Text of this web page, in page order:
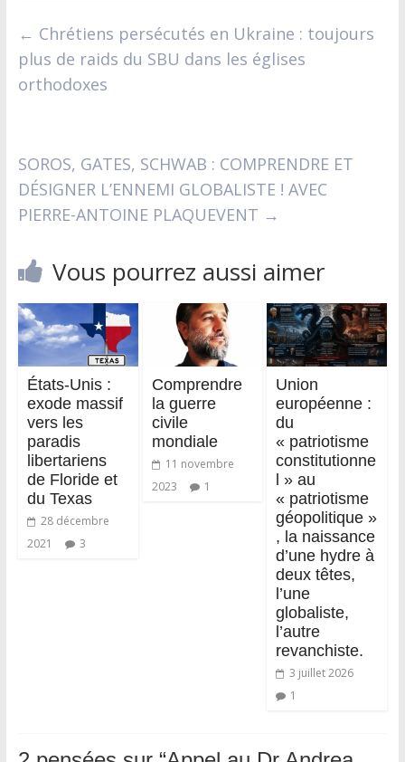
← Chrétiens persécutés en Ukraine : toujours
plus de raids du SBU dans les églises
orthodoxes
SOROS, GATES, SCHWAB : COMPRENDRE ET
DÉSIGNER L’ENNEMI GLOBALISTE ! AVEC
PIERRE-ANTOINE PLAQUEVENT →
Vous pourrez aussi aimer
États-Unis :
exode massif
vers les
paradis
libertariens
de Floride et
du Texas
28 décembre
2021
3
Comprendre
la guerre
civile
mondiale
11 novembre
2023
1
Union
européenne :
du
« patriotisme
constitutionne
l » au
« patriotisme
géopolitique »
, la naissance
d’une hydre à
deux têtes,
l’une
globaliste,
l’autre
revanchiste.
3 juillet 2026
1